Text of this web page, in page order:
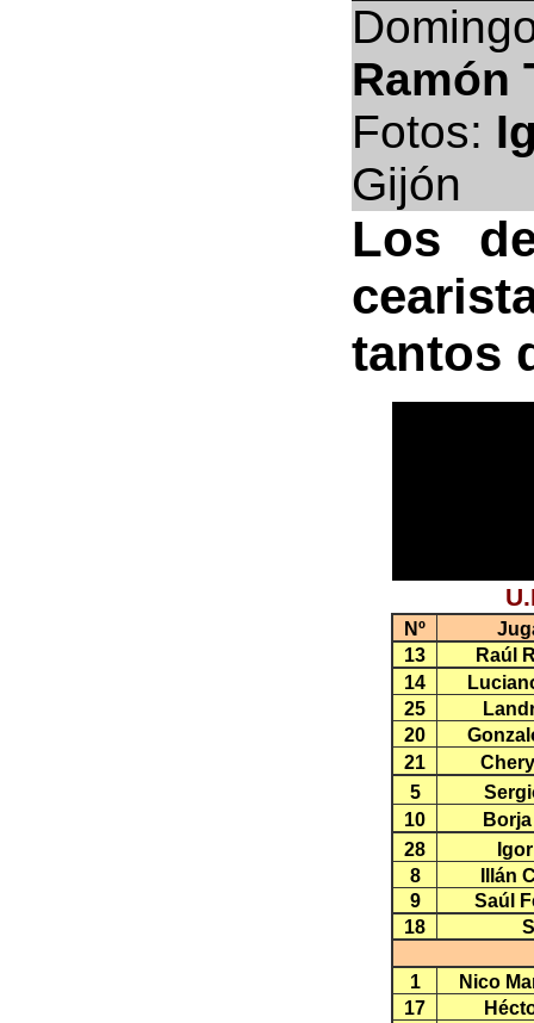
Ramón
Fotos:
Gijón
Los
tantos
Nº
13
Raúl
14
25
20
21
5
10
28
8
Illán
9
Saúl
18
1
Nico
17